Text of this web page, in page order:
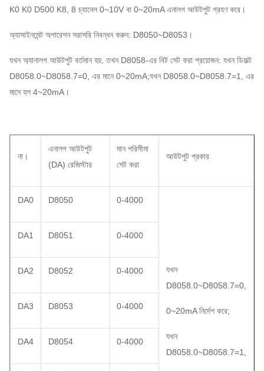
K0 K0 D500 K8, 8 চ্যানেল 0~10V বা 0~20mA এনালগ আউটপুট গ্রহণ করে।
অ্যাসাইনমেন্ট অপারেশন সরাসরি নিবন্ধন করুন: D8050~D8053।
যখন অ্যানালগ আউটপুট বর্তমান হয়, তখন D8058-এর বিট সেট করা প্রয়োজন: যখন ডিফল্ট
D8058.0~D8058.7=0, এর মানে 0~20mA;যখন D8058.0~D8058.7=1, এর
মানে হল 4~20mA।
না।
এনালগ আউটপুট
(DA) রেজিস্টার
মান পরিসীমা
সেট করা
আউটপুট প্রকার
DA0 D8050 0-4000
যখন
D8058.0~D8058.7=0,
0~20mA নির্দেশ করে;
যখন
D8058.0~D8058.7=1,
DA1 D8051 0-4000
DA2 D8052 0-4000
DA3 D8053 0-4000
DA4 D8054 0-4000